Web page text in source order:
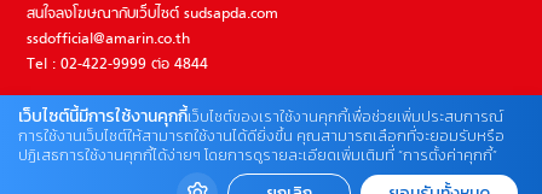
สนใจลงโฆษณากับเว็บไซต์ sudsapda.com
ssdofficial@amarin.co.th
Tel : 02-422-9999 ต่อ 4844
ติดต่อแจ้งปัญหาหรือร้องเรียน
02-422-9999 ต่อ 4180
(จันทร์ – ศุกร์ เวลา 09.00 – 18.00 น)
เว็บไซต์นี้มีการใช้งานคุกกี้เว็บไซต์ของเราใช้งานคุกกี้เพื่อช่วยเพิ่มประสบการณ์
การใช้งานเว็บไซต์ให้สามารถใช้งานได้ดียิ่งขึ้น คุณสามารถเลือกที่จะยอมรับหรือ
ปฏิเสธการใช้งานคุกกี้ได้ง่ายๆ โดยการดูรายละเอียดเพิ่มเติมที่ “การตั้งค่าคุกกี้”